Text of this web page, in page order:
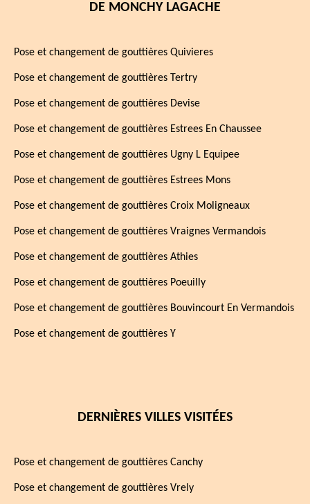
DE MONCHY LAGACHE
Pose et changement de gouttières Quivieres
Pose et changement de gouttières Tertry
Pose et changement de gouttières Devise
Pose et changement de gouttières Estrees En Chaussee
Pose et changement de gouttières Ugny L Equipee
Pose et changement de gouttières Estrees Mons
Pose et changement de gouttières Croix Moligneaux
Pose et changement de gouttières Vraignes Vermandois
Pose et changement de gouttières Athies
Pose et changement de gouttières Poeuilly
Pose et changement de gouttières Bouvincourt En Vermandois
Pose et changement de gouttières Y
DERNIÈRES VILLES VISITÉES
Pose et changement de gouttières Canchy
Pose et changement de gouttières Vrely